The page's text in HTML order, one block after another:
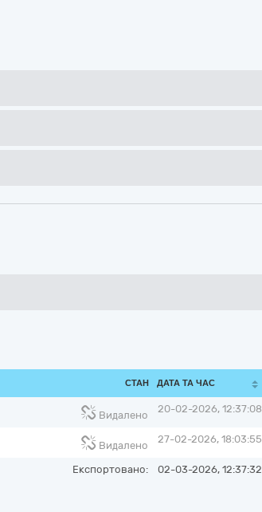
СТАН ДАТА ТА ЧАС
Видалено
20-02-2026, 12:37:08
Видалено
27-02-2026, 18:03:55
Експортовано: 02-03-2026, 12:37:32